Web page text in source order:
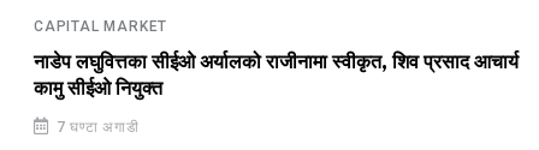
CAPITAL MARKET
नाडेप लघुवित्तका सीईओ अर्यालको राजीनामा स्वीकृत, शिव प्रसाद आचार्य
कामु सीईओ नियुक्त
7 घण्टा अगाडी